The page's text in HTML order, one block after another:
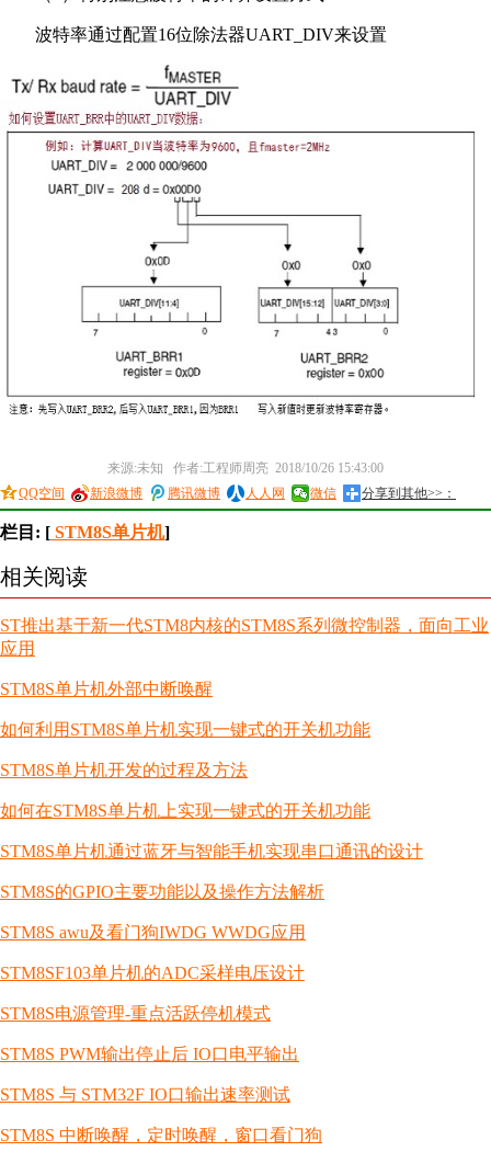
波特率通过配置16位除法器UART_DIV来设置
来源:未知 作者:工程师周亮 2018/10/26 15:43:00
QQ空间
新浪微博 腾讯微博 人人网 微信 分享到其他>>：
栏目: [ STM8S单片机]
相关阅读
ST推出基于新一代STM8内核的STM8S系列微控制器，面向工业
应用
STM8S单片机外部中断唤醒
如何利用STM8S单片机实现一键式的开关机功能
STM8S单片机开发的过程及方法
如何在STM8S单片机上实现一键式的开关机功能
STM8S单片机通过蓝牙与智能手机实现串口通讯的设计
STM8S的GPIO主要功能以及操作方法解析
STM8S awu及看门狗IWDG WWDG应用
STM8SF103单片机的ADC采样电压设计
STM8S电源管理-重点活跃停机模式
STM8S PWM输出停止后 IO口电平输出
STM8S 与 STM32F IO口输出速率测试
STM8S 中断唤醒，定时唤醒，窗口看门狗